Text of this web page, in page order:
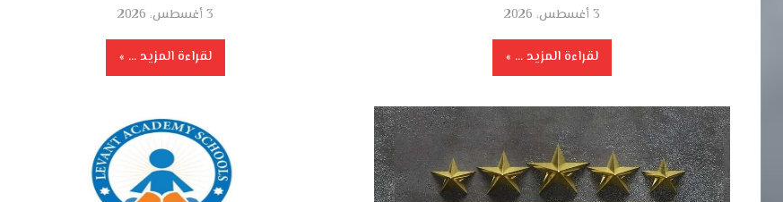
3 أغسطس، 2026
لقراءة المزيد ...
3 أغسطس، 2026
لقراءة المزيد ...